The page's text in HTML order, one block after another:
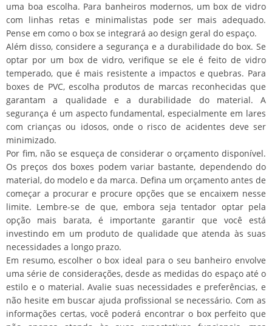
uma boa escolha. Para banheiros modernos, um box de vidro
com linhas retas e minimalistas pode ser mais adequado.
Pense em como o box se integrará ao design geral do espaço.
Além disso, considere a segurança e a durabilidade do box. Se
optar por um box de vidro, verifique se ele é feito de vidro
temperado, que é mais resistente a impactos e quebras. Para
boxes de PVC, escolha produtos de marcas reconhecidas que
garantam a qualidade e a durabilidade do material. A
segurança é um aspecto fundamental, especialmente em lares
com crianças ou idosos, onde o risco de acidentes deve ser
minimizado.
Por fim, não se esqueça de considerar o orçamento disponível.
Os preços dos boxes podem variar bastante, dependendo do
material, do modelo e da marca. Defina um orçamento antes de
começar a procurar e procure opções que se encaixem nesse
limite. Lembre-se de que, embora seja tentador optar pela
opção mais barata, é importante garantir que você está
investindo em um produto de qualidade que atenda às suas
necessidades a longo prazo.
Em resumo, escolher o box ideal para o seu banheiro envolve
uma série de considerações, desde as medidas do espaço até o
estilo e o material. Avalie suas necessidades e preferências, e
não hesite em buscar ajuda profissional se necessário. Com as
informações certas, você poderá encontrar o box perfeito que